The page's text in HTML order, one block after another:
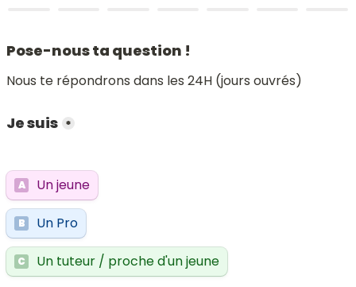
Pose-nous ta question !
Nous te répondrons dans les 24H (jours ouvrés)
Je suis *
A Un jeune
B Un Pro
C Un tuteur / proche d'un jeune